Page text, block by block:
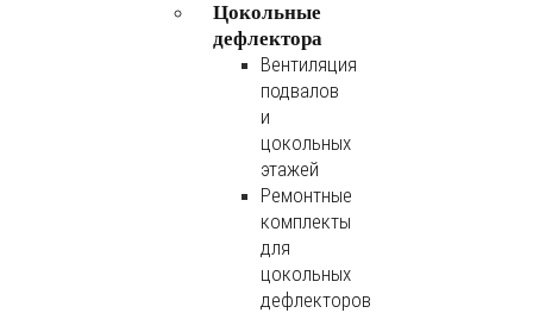
Цокольные
дефлектора
Вентиляция
подвалов
и
цокольных
этажей
Ремонтные
комплекты
для
цокольных
дефлекторов